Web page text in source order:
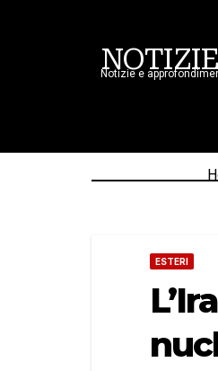
Notizie e
ESTERI